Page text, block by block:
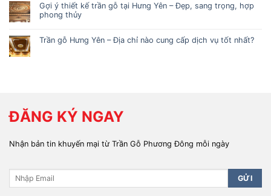
Gợi ý thiết kế trần gỗ tại Hưng Yên – Đẹp, sang trọng, hợp
phong thủy
Trần gỗ Hưng Yên – Địa chỉ nào cung cấp dịch vụ tốt nhất?
ĐĂNG KÝ NGAY
Nhận bản tin khuyến mại từ Trần Gỗ Phương Đông mỗi ngày